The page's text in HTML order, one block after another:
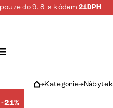
pouze do 9. 8. s kódem21DPH
-21%
Kategorie Nábytek